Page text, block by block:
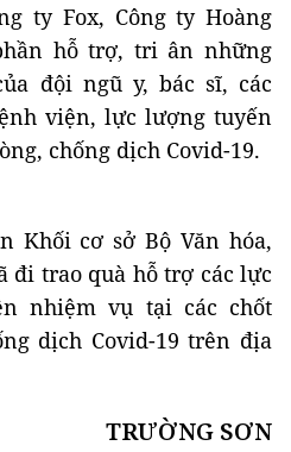
ty Fox, Công ty Hoàng
hỗ trợ, tri ân những
đội ngũ y, bác sĩ, các
viện, lực lượng tuyến
chống dịch Covid-19.
Khối cơ sở Bộ Văn hóa,
đi trao quà hỗ trợ các lực
nhiệm vụ tại các chốt
dịch Covid-19 trên địa
TRƯỜNG SƠN